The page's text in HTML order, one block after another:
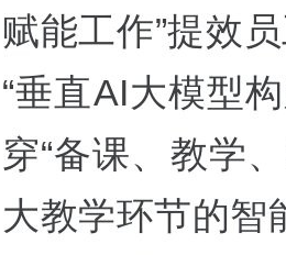
赋能工作”提效
“垂直AI大模型
穿“备课、教学
大教学环节的智